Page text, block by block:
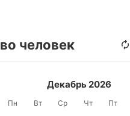
человек
Декабрь 2026
Пн Вт Ср Чт Пт